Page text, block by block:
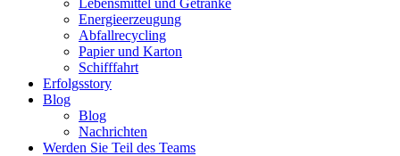
Lebensmittel und Getränke
Energieerzeugung
Abfallrecycling
Papier und Karton
Schifffahrt
Erfolgsstory
Blog
Blog
Nachrichten
Werden Sie Teil des Teams